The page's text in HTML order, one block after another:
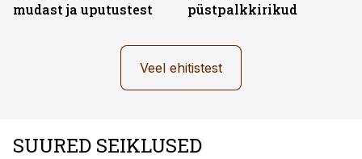
mudast ja uputustest
püstpalkkirikud
Veel ehitistest
SUURED SEIKLUSED